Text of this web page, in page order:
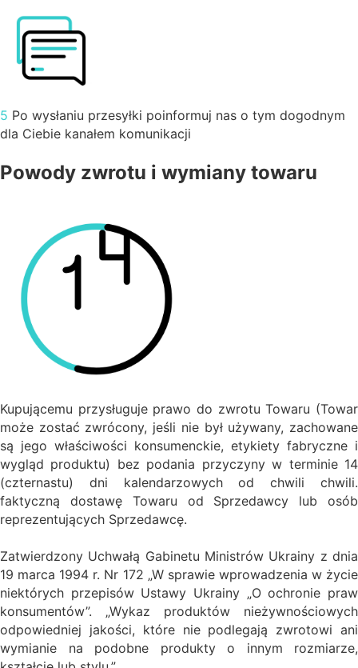
5 Po wysłaniu przesyłki poinformuj nas o tym dogodnym
dla Ciebie kanałem komunikacji
Powody zwrotu i wymiany towaru
Kupującemu przysługuje prawo do zwrotu Towaru (Towar
może zostać zwrócony, jeśli nie był używany, zachowane
są jego właściwości konsumenckie, etykiety fabryczne i
wygląd produktu) bez podania przyczyny w terminie 14
(czternastu) dni kalendarzowychod chwili chwili.
faktyczną dostawę Towaru od Sprzedawcy lub osób
reprezentujących Sprzedawcę.
Zatwierdzony Uchwałą Gabinetu Ministrów Ukrainy z dnia
19 marca 1994 r. Nr 172 „W sprawie wprowadzenia w życie
niektórych przepisów Ustawy Ukrainy „O ochronie praw
konsumentów”. „Wykaz produktów nieżywnościowych
odpowiedniej jakości, które nie podlegają zwrotowi ani
wymianie na podobne produkty o innym rozmiarze,